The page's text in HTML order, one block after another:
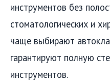
инструментов без
стоматологических и
чаще выбирают
гарантируют полную
инструментов.